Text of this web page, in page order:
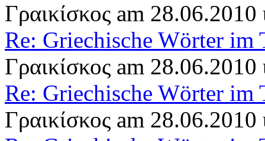
Γραικίσκος am
Re: Griechische Wörter im
Γραικίσκος am
Re: Griechische Wörter im
Γραικίσκος am